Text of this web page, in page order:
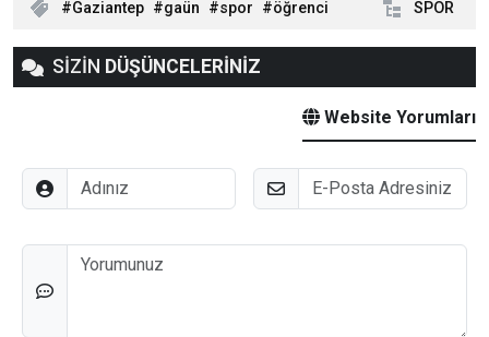
Gaziantep gaün spor öğrenci SPOR
SİZİN DÜŞÜNCELERİNİZ
Website Yorumları
Adınız E-Posta
Düşünceleriniz